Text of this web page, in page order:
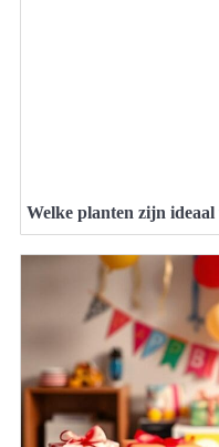
Welke planten zijn